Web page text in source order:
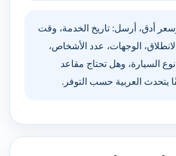
أدق، أرسل: تاريخ الخدمة، وقت
الانطلاق، الوجهات، عدد الأشخاص،
السيارة، وهل تحتاج مقاعد
يتحدث العربية حسب التوفر.